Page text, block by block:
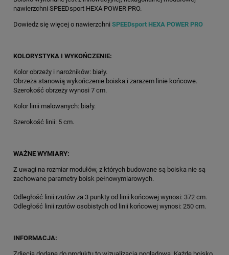
nawierzchni SPEEDsport HEXA POWER PRO.
Dowiedz się więcej o nawierzchni SPEEDsport HEXA POWER PRO
KOLORYSTYKA I WYKOŃCZENIE:
Kolor obrzeży i narożników: biały.
Obrzeża stanowią wykończenie boiska i zarazem linie końcowe.
Szerokość obrzeży wynosi 7 cm.
Kolor linii malowanych: biały.
Szerokość linii: 5 cm.
WAŻNE WYMIARY:
Z uwagi na rozmiar modułów, z których budowane są boiska nie są
zachowane parametry boisk pełnowymiarowych.
Odległość linii rzutów za 3 punkty od linii końcowej wynosi: 372 cm.
Odległość linii rzutów osobistych od linii końcowej wynosi: 250 cm.
INFORMACJA: